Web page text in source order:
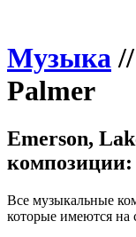
Музыка//
Palmer
Emerson,
композиции:
Все музыкальные
которые имеются на